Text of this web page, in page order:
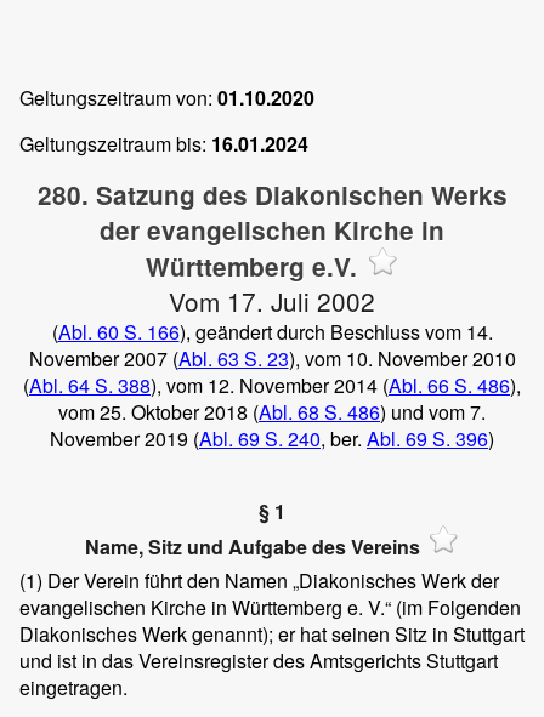
Geltungszeitraum von: 01.10.2020
Geltungszeitraum bis: 16.01.2024
280. Satzung des Diakonischen Werks
der evangelischen Kirche in
Württemberg e.V.
Vom 17. Juli 2002
(Abl. 60 S. 166), geändert durch Beschluss vom 14.
November 2007 (Abl. 63 S. 23), vom 10. November 2010
(Abl. 64 S. 388), vom 12. November 2014 (Abl. 66 S. 486),
vom 25. Oktober 2018 (Abl. 68 S. 486) und vom 7.
November 2019 (Abl. 69 S. 240, ber. Abl. 69 S. 396)
§ 1
Name, Sitz und Aufgabe des Vereins
(1) Der Verein führt den Namen „Diakonisches Werk der
evangelischen Kirche in Württemberg e. V.“ (im Folgenden
Diakonisches Werk genannt); er hat seinen Sitz in Stuttgart
und ist in das Vereinsregister des Amtsgerichts Stuttgart
eingetragen.